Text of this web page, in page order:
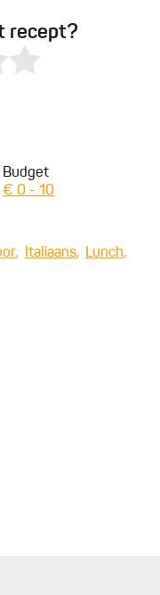
recept?
Budget
€ 0 - 10
Italiaans
Lunch